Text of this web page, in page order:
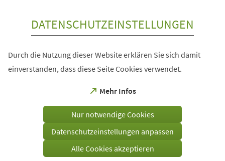
DATENSCHUTZEINSTELLUNGEN
Durch die Nutzung dieser Website erklären Sie sich damit
einverstanden, dass diese Seite Cookies verwendet.
Mehr Infos
(Öffnet
einem
Tab)
Nur notwendige Cookies
Datenschutzeinstellungen anpassen
Alle Cookies akzeptieren